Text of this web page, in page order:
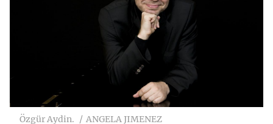
Özgür Aydin. ANGELA JIMENEZ